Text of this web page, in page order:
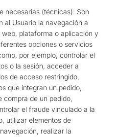
necesarias (técnicas): Son
al Usuario la navegación a
plataforma o aplicación y
opciones o servicios
por ejemplo, controlar el
o la sesión, acceder a
de acceso restringido,
que integran un pedido,
compra de un pedido,
el fraude vinculado a la
utilizar elementos de
realizar la